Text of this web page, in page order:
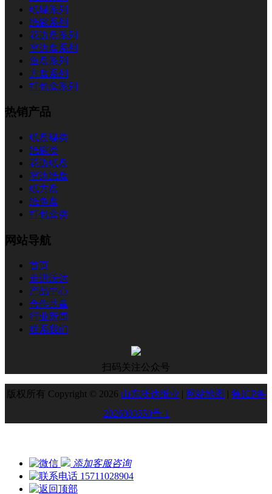
纸碟系列
纸碗系列
花边盘系列
窄边盘系列
鱼盘系列
方盘系列
打包盒系列
热销产品
纸盘碟类
纸碗类
花边纸盘
窄边纸盘
纸方盘
纸鱼盘
打包盒类
网站导航
首页
走进沃达
产品中心
合作共赢
行业新闻
联系我们
扫码关注公众号
版权所有 Copyright © 2026 山东沃达纸业 | 网站地图 | 鲁ICP备
2026003550号-1
添加客服咨询
15711028904